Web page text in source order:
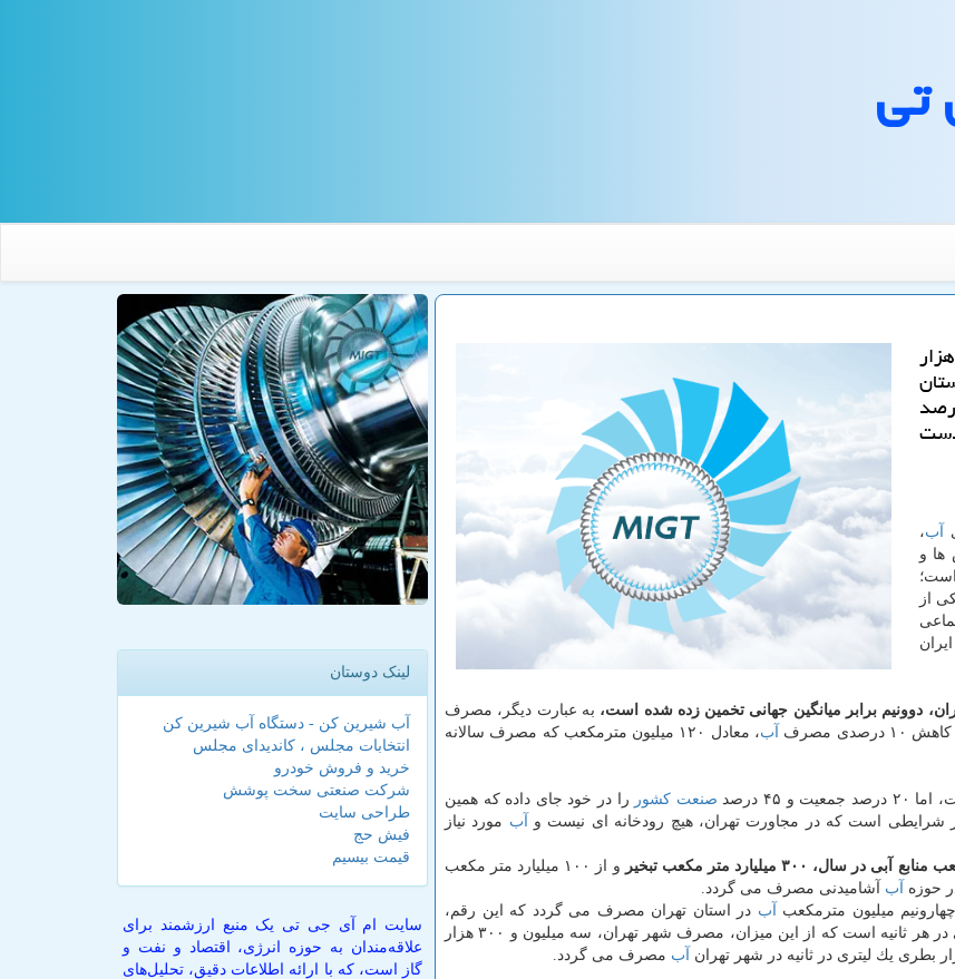
تی
تی حدود یك میلیارد و ۳۵۰ هزار
استان
كه از این میزان، بیشتر از ۷۰ درصد
آب،
ها و
از
دوونیم برابر میانگین جهانی تخمین زده شده است، به عبارت دیگر، مصرف
آب
، معادل ۱۲۰ میلیون مترمكعب كه مصرف سالانه
و ۴۵ درصد صنعت كشور را در خود جای داده كه همین
شرایطی است كه در مجاورت تهران، هیچ رودخانه ای نیست و آب مورد نیاز
و از ۱۰۰ میلیارد متر مكعب
آب آشامیدنی مصرف می گردد.
میلیون مترمكعب
آب در استان تهران مصرف می گردد كه این رقم،
معادل ۵۲ هزار لیتر بر ثانیه، یعنی معادل ۵۲ هزار بطری یك لیتری در هر ثانیه است كه از این میزان، مصرف شهر تهران، سه میلیون و ۳۰۰ هزار
آب مصرف می گردد.
لینک دوستان
آب شیرین کن - دستگاه آب شیرین کن
انتخابات مجلس ، کاندیدای مجلس
خرید و فروش خودرو
شرکت صنعتی سخت پوشش
طراحی سایت
فیش حج
قیمت بیسیم
سایت ام آی جی تی یک منبع ارزشمند برای
علاقه‌مندان به حوزه انرژی، اقتصاد و نفت و
گاز است، که با ارائه اطلاعات دقیق، تحلیل‌های